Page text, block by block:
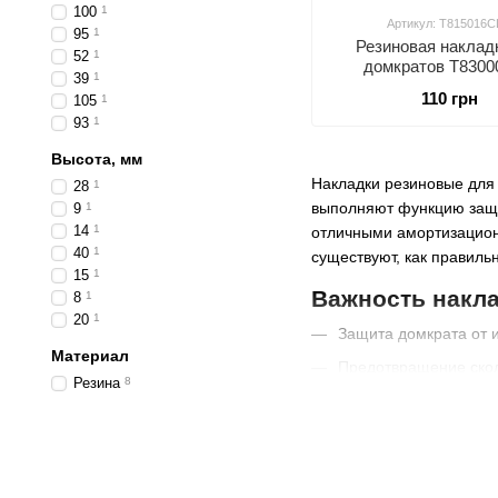
Накладки резиновые
выполняют функцию
отличными
существуют, как
Важность
Защита домкрата от
Артикул:
Резиновая
дoмкpaтов
TZ830023,110 грн
100 1
95 1
52 1
39 1
105 1
93 1
Высота, мм
28 1
9 1
14 1
40 1
15 1
8 1
20 1
Материал
Резина 8